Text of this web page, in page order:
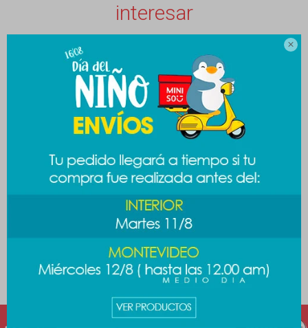

interesar
Organizador cosméticos
Organizador Disney M -
Pooh